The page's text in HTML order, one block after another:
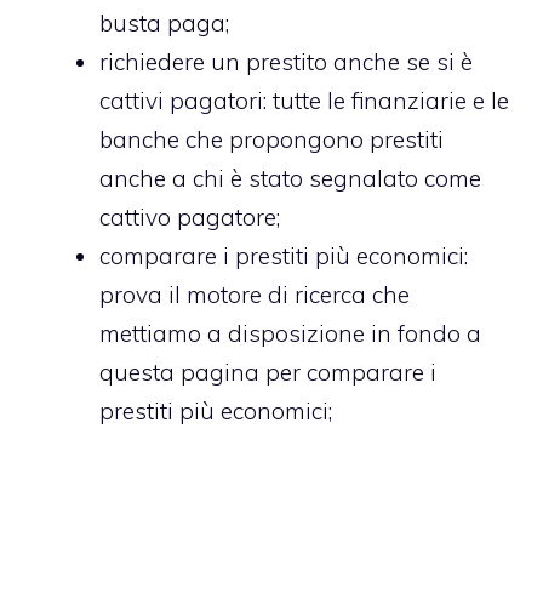
busta paga;
richiedere un prestito anche se si è
cattivi pagatori: tutte le finanziarie e le
banche che propongono prestiti
anche a chi è stato segnalato come
cattivo pagatore;
comparare i prestiti più economici:
prova il motore di ricerca che
mettiamo a disposizione in fondo a
questa pagina per comparare i
prestiti più economici;